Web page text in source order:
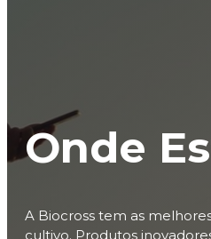
Onde
A Biocross tem as
cultivo. Produtos